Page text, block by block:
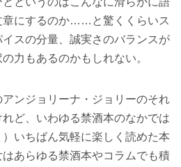
章にするのか……と驚くくらいス
スの分量、誠実さのバランスが
力もあるのかもしれない。
ンジョリーナ・ジョリーのそれ
ど、いわゆる禁酒本のなかでは
）いちばん気軽に楽しく読めた本
あらゆる禁酒本やコラムでも積